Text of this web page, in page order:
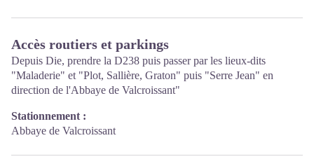
Accès routiers et parkings
Depuis Die, prendre la D238 puis passer par les lieux-dits
"Maladerie" et "Plot, Sallière, Graton" puis "Serre Jean" en
direction de l'Abbaye de Valcroissant"
Stationnement :
Abbaye de Valcroissant